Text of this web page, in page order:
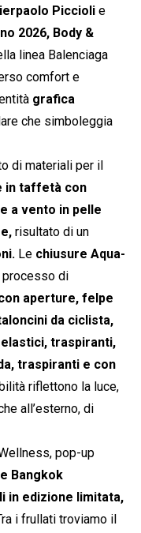
Piccioli e
2026, Body &
linea Balenciaga
comfort e
grafica
che simboleggia
di materiali per il
in taffetà con
a vento in pelle
risultato di un
Le chiusure Aqua-
processo di
aperture, felpe
da ciclista,
traspiranti,
traspiranti e con
riflettono la luce,
all’esterno, di
pop-up
Bangkok
in edizione limitata,
i frullati troviamo il